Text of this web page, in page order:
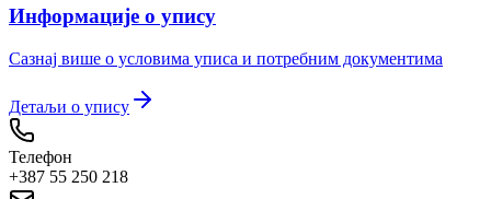
Информације о упису
Сазнај више о условима уписа и потребним документима
Детаљи о упису
Телефон
+387 55 250 218